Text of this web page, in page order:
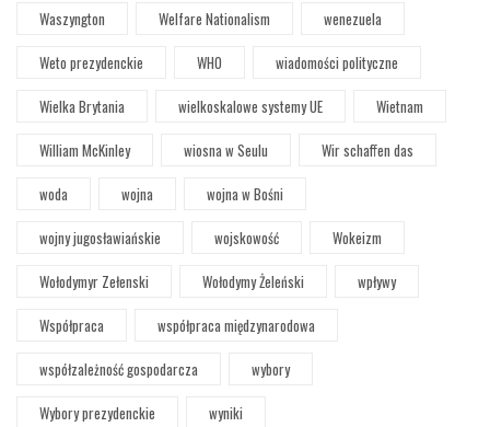
Waszyngton
Welfare Nationalism
wenezuela
Weto prezydenckie
WHO
wiadomości polityczne
Wielka Brytania
wielkoskalowe systemy UE
Wietnam
William McKinley
wiosna w Seulu
Wir schaffen das
woda
wojna
wojna w Bośni
wojny jugosławiańskie
wojskowość
Wokeizm
Wołodymyr Zełenski
Wołodymy Żeleński
wpływy
Współpraca
współpraca międzynarodowa
współzależność gospodarcza
wybory
Wybory prezydenckie
wyniki